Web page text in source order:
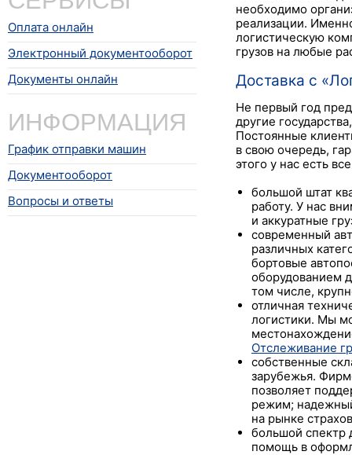
Оплата онлайн
Электронный документооборот
Документы онлайн
ИНФОРМАЦИЯ
График отправки машин
Документооборот
Вопросы и ответы
необходимо
реализации.
логистическую
грузов на любые
Доставка с
Не первый год
другие
Постоянные
в свою очередь,
этого у нас есть
большой штат
работу. У нас
и аккуратные
современный
различных
бортовые
оборудованием
том числе,
отличная
логистики. Мы
Отслеживание
собственные
зарубежья.
позволяет
режим;
на рынке
большой спектр
помощь в